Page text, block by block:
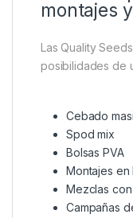
montajes
Las Quality
posibilidades de
Cebado
Spod mix
Bolsas PVA
Montajes en
Mezclas
Campañas